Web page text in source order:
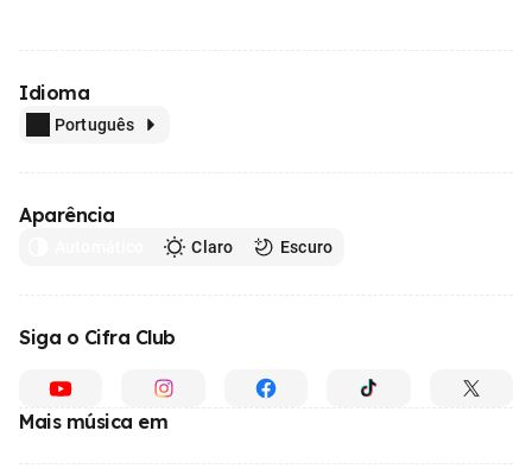
Idioma
Português
Aparência
Claro Escuro
Siga o Cifra Club
Mais música em